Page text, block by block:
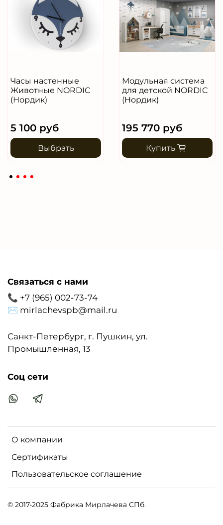
Часы настенные
Животные NORDIC
(Нордик)
5 100 руб
Выбрать
Модульная система
для детской NORDIC
(Нордик)
195 770 руб
Купить
О компании
Сертификаты
Пользовательское соглашение
Связаться с нами
📞 +7 (965) 002-73-74
✉ mirlachevspb@mail.ru
Санкт-Петербург, г. Пушкин, ул.
Промышленная, 13
Соц сети
© 2017-2025 Фабрика Мирлачева СПб.